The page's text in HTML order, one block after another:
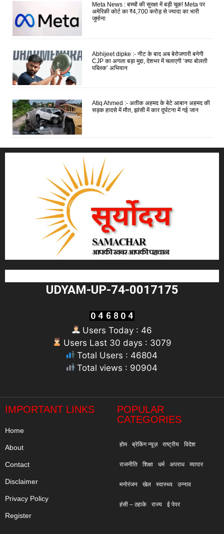
Meta News : बच्चों की सुरक्षा में बड़ी चूक! Meta पर
अमेरिकी कोर्ट का ₹4,700 करोड़ से ज्यादा का भारी
जुर्माना
Abhijeet dipke :- नीट के बाद अब बेरोजगारी बनेगी
CJP का अगला बड़ा मुद्दा, देशभर में चलाएगी ‘क्या बोलती
पब्लिक’ अभियान
Atiq Ahmed :- अतीक अहमद के बेटे आबान अहमद की
सड़क हादसे में मौत, झांसी में कार दुर्घटना में गई जान
UDYAM-UP-74-0017175
Users Today : 46
Users Last 30 days : 3079
Total Users : 46804
Total views : 90904
IMPORTANT LINKS
Home
About
Contact
Disclaimer
Privacy Policy
Register
POPULAR
CATEGORIES
होम ब्रेकिंग न्यूज़ राष्ट्रीय विदेश
राजनीति शिक्षा धर्म अपराध व्यापार
मनोरंजन खेल स्वास्थ्य उन्नाव
हंसी – ठहाके राज्य ई पेपर